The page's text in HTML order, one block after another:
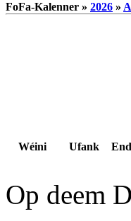
FoFa-Kalenner » 2026 »
Wéini Ufank
Op deem